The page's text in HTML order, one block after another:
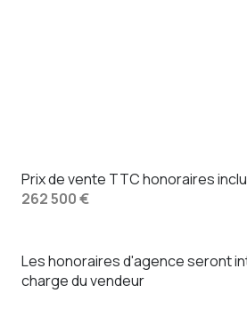
Prix de vente TTC honoraires
262 500 €
Les honoraires d'agence seront
charge du vendeur